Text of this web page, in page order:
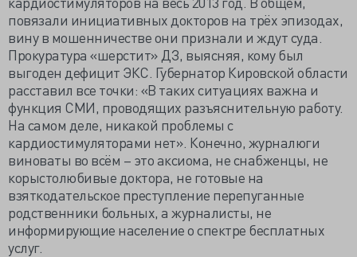
повязали инициативных докторов на трёх эпизодах,
вину в мошенничестве они признали и ждут суда.
Прокуратура «шерстит» ДЗ, выясняя, кому был
выгоден дефицит ЭКС. Губернатор Кировской области
расставил все точки: «В таких ситуациях важна и
функция СМИ, проводящих разъяснительную работу.
На самом деле, никакой проблемы с
кардиостимуляторами нет». Конечно, журналюги
виноваты во всём – это аксиома, не снабженцы, не
корыстолюбивые доктора, не готовые на
взяткодательское преступление перепуганные
родственники больных, а журналисты, не
информирующие население о спектре бесплатных
услуг.